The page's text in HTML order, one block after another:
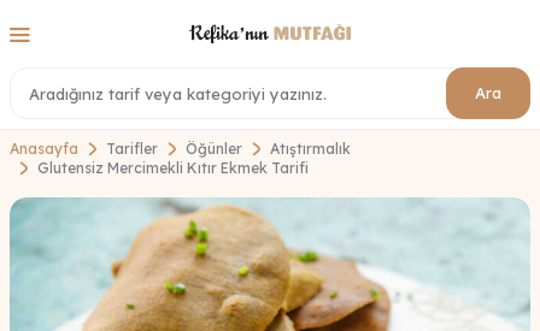
Ara
Anasayfa Tarifler Öğünler
Atıştırmalık
Glutensiz Mercimekli Kıtır Ekmek Tarifi